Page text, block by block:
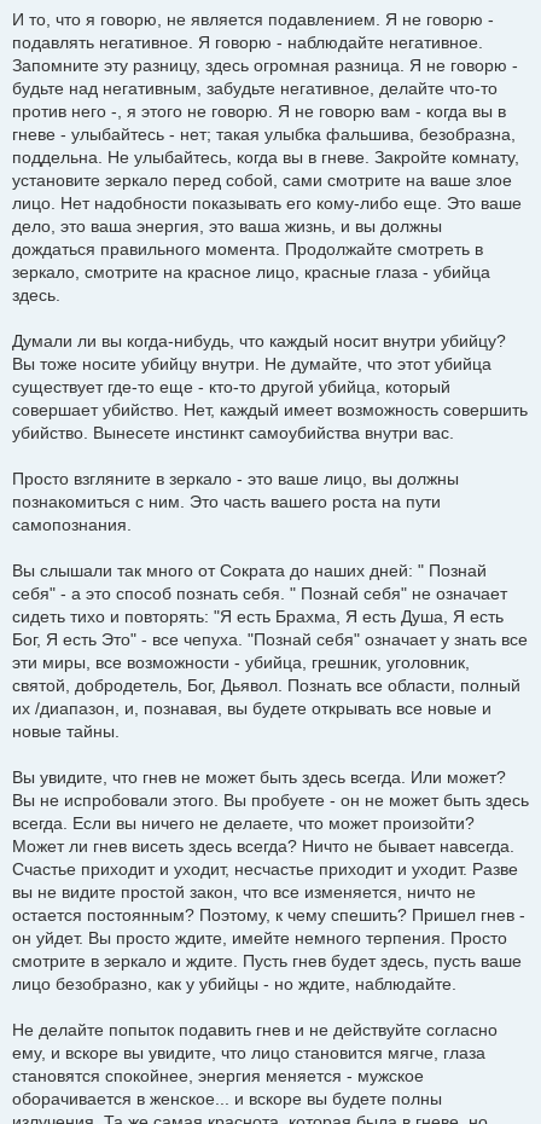
И то, что я говорю, не является подавлением. Я не говорю -
подавлять негативное. Я говорю - наблюдайте негативное.
Запомните эту разницу, здесь огромная разница. Я не говорю -
будьте над негативным, забудьте негативное, делайте что-то
против него -, я этого не говорю. Я не говорю вам - когда вы в
гневе - улыбайтесь - нет; такая улыбка фальшива, безобразна,
поддельна. Не улыбайтесь, когда вы в гневе. Закройте комнату,
установите зеркало перед собой, сами смотрите на ваше злое
лицо. Нет надобности показывать его кому-либо еще. Это ваше
дело, это ваша энергия, это ваша жизнь, и вы должны
дождаться правильного момента. Продолжайте смотреть в
зеркало, смотрите на красное лицо, красные глаза - убийца
здесь.
Думали ли вы когда-нибудь, что каждый носит внутри убийцу?
Вы тоже носите убийцу внутри. Не думайте, что этот убийца
существует где-то еще - кто-то другой убийца, который
совершает убийство. Нет, каждый имеет возможность совершить
убийство. Вынесете инстинкт самоубийства внутри вас.
Просто взгляните в зеркало - это ваше лицо, вы должны
познакомиться с ним. Это часть вашего роста на пути
самопознания.
Вы слышали так много от Сократа до наших дней: " Познай
себя" - а это способ познать себя. " Познай себя" не означает
сидеть тихо и повторять: "Я есть Брахма, Я есть Душа, Я есть
Бог, Я есть Это" - все чепуха. "Познай себя" означает у знать все
эти миры, все возможности - убийца, грешник, уголовник,
святой, добродетель, Бог, Дьявол. Познать все области, полный
их /диапазон, и, познавая, вы будете открывать все новые и
новые тайны.
Вы увидите, что гнев не может быть здесь всегда. Или может?
Вы не испробовали этого. Вы пробуете - он не может быть здесь
всегда. Если вы ничего не делаете, что может произойти?
Может ли гнев висеть здесь всегда? Ничто не бывает навсегда.
Счастье приходит и уходит, несчастье приходит и уходит. Разве
вы не видите простой закон, что все изменяется, ничто не
остается постоянным? Поэтому, к чему спешить? Пришел гнев -
он уйдет. Вы просто ждите, имейте немного терпения. Просто
смотрите в зеркало и ждите. Пусть гнев будет здесь, пусть ваше
лицо безобразно, как у убийцы - но ждите, наблюдайте.
Не делайте попыток подавить гнев и не действуйте согласно
ему, и вскоре вы увидите, что лицо становится мягче, глаза
становятся спокойнее, энергия меняется - мужское
оборачивается в женское... и вскоре вы будете полны